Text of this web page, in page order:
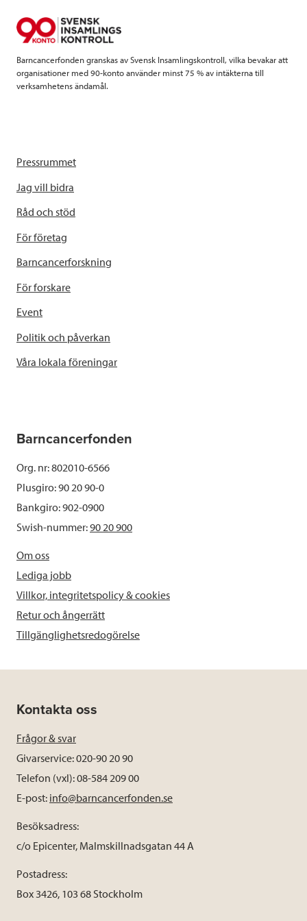
k
Barncancerfonden granskas av Svensk Insamlingskontroll, vilka bevakar att
organisationer med 90-konto använder minst 75 % av intäkterna till
verksamhetens ändamål.
Pressrummet
Jag vill bidra
Råd och stöd
För företag
Barncancerforskning
För forskare
Event
Politik och påverkan
Våra lokala föreningar
Barncancerfonden
Org. nr: 802010-6566
Plusgiro: 90 20 90-0
Bankgiro: 902-0900
Swish-nummer:90 20 900
Om oss
Lediga jobb
Villkor, integritetspolicy & cookies
Retur och ångerrätt
Tillgänglighetsredogörelse
Kontakta oss
Frågor & svar
Givarservice: 020-90 20 90
Telefon (vxl): 08-584 209 00
E-post: info@barncancerfonden.se
Besöksadress:
c/o Epicenter, Malmskillnadsgatan 44 A
Postadress:
Box 3426, 103 68 Stockholm